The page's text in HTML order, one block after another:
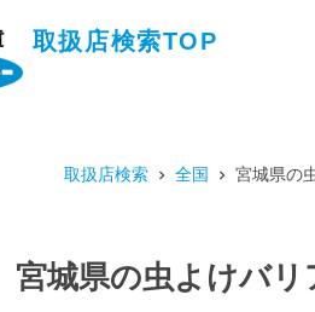
取扱店検索TOP
取扱店検索 全国 宮城県の
宮城県の虫よけバ